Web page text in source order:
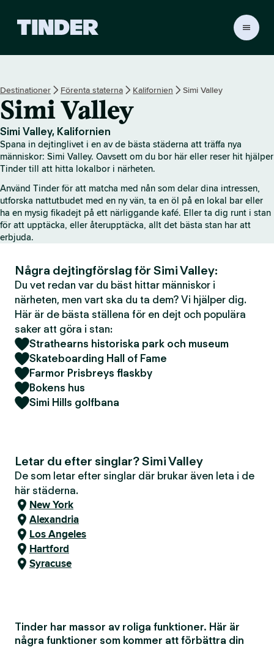
r
s
s
t
a
r
t
i
d
a
Destinationer Förenta staterna Kalifornien Simi Valley
Simi Valley
Simi Valley, Kalifornien
Spana in dejtinglivet i en av de bästa städerna att träffa nya
människor: Simi Valley. Oavsett om du bor här eller reser hit hjälper
Tinder till att hitta lokalbor i närheten.
Använd Tinder för att matcha med nån som delar dina intressen,
utforska nattutbudet med en ny vän, ta en öl på en lokal bar eller
ha en mysig fikadejt på ett närliggande kafé. Eller ta dig runt i stan
för att upptäcka, eller återupptäcka, allt det bästa stan har att
erbjuda.
Några dejtingförslag för Simi Valley:
Du vet redan var du bäst hittar människor i
närheten, men vart ska du ta dem? Vi hjälper dig.
Här är de bästa ställena för en dejt och populära
saker att göra i stan:
Strathearns historiska park och museum
Skateboarding Hall of Fame
Farmor Prisbreys flaskby
Bokens hus
Simi Hills golfbana
Letar du efter singlar? Simi Valley
De som letar efter singlar där brukar även leta i de
här städerna.
New York
Alexandria
Los Angeles
Hartford
Syracuse
Tinder har massor av roliga funktioner. Här är
några funktioner som kommer att förbättra din